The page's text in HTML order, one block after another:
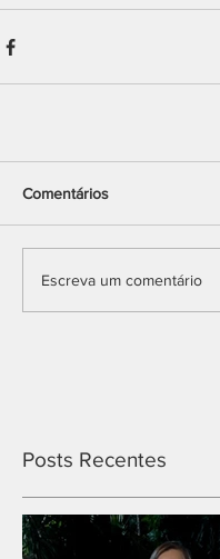
Comentários
Escreva um comentário
Posts Recentes